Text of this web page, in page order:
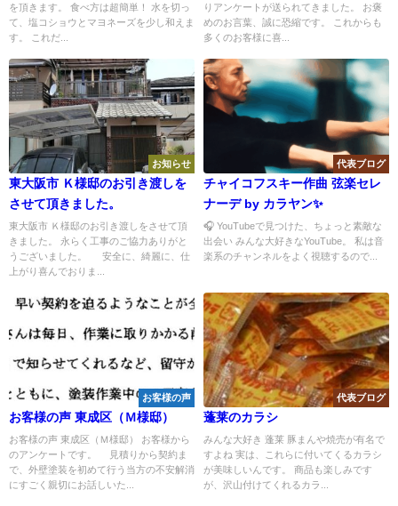
を頂きます。 食べ方は超簡単！ 水を切っ
て、塩コショウとマヨネーズを少し和えま
す。 これだ...
りアンケートが送られてきました。 お褒
めのお言葉、誠に恐縮です。 これからも
多くのお客様に喜...
お知らせ
東大阪市 Ｋ様邸のお引き渡しを
させて頂きました。
東大阪市 Ｋ様邸のお引き渡しをさせて頂
きました。 永らく工事のご協力ありがと
うございました。 安全に、綺麗に、仕
上がり喜んでおりま...
代表ブログ
チャイコフスキー作曲 弦楽セレ
ナーデ by カラヤン✨
🎧 YouTubeで見つけた、ちょっと素敵な
出会い みんな大好きなYouTube。 私は音
楽系のチャンネルをよく視聴するので...
お客様の声
お客様の声 東成区（Ｍ様邸）
お客様の声 東成区（Ｍ様邸） お客様から
のアンケートです。 見積りから契約ま
で、外壁塗装を初めて行う当方の不安解消
にすごく親切にお話しいた...
代表ブログ
蓬莱のカラシ
みんな大好き 蓬莱 豚まんや焼売が有名で
すよね 実は、これらに付いてくるカラシ
が美味しいんです。 商品も楽しみです
が、沢山付けてくれるカラ...